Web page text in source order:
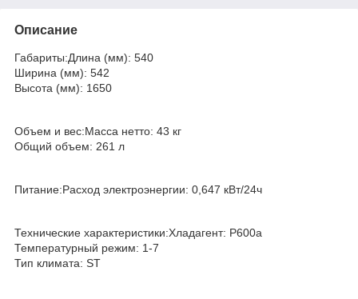
Описание
Габариты:Длина (мм): 540
Ширина (мм): 542
Высота (мм): 1650
Объем и вес:Масса нетто: 43 кг
Общий объем: 261 л
Питание:Расход электроэнергии: 0,647 кВт/24ч
Технические характеристики:Хладагент: Р600а
Температурный режим: 1-7
Тип климата: ST